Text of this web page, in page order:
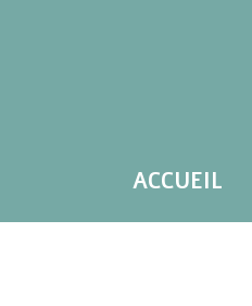
ACCUEIL